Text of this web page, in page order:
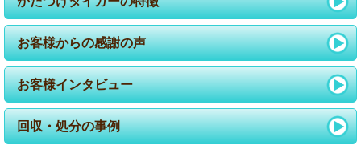
お客様からの感謝の声
お客様インタビュー
回収・処分の事例